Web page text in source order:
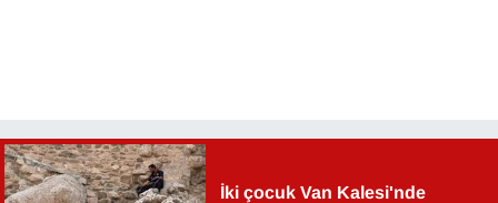
İki çocuk Van Kalesi'nde